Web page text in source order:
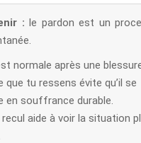
: le pardon est un
normale après une
que tu ressens évite qu’il se
en souffrance durable.
recul aide à voir la situation